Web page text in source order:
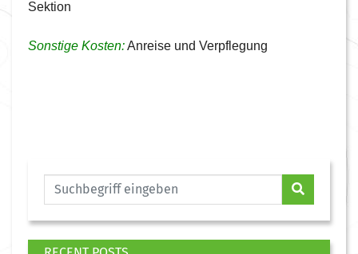
Sektion
Sonstige Kosten:Anreise und Verpflegung